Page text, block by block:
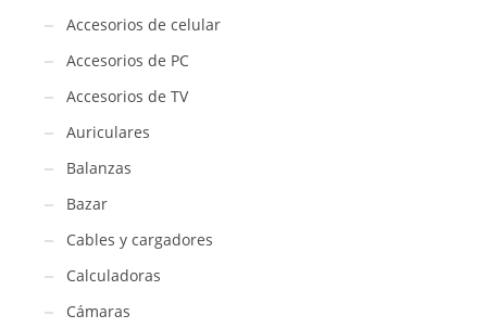
Accesorios de celular
Accesorios de PC
Accesorios de TV
Auriculares
Balanzas
Bazar
Cables y cargadores
Calculadoras
Cámaras